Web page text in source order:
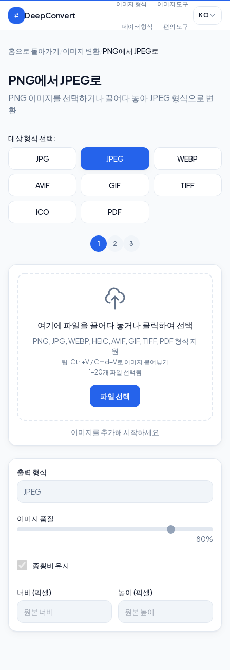
본문으로 건너뛰기
DeepConvert
이미지 형식 이미지 도구
데이터 형식 편의 도구
KO
홈으로 돌아가기 이미지 변환 PNG에서 JPEG로
PNG에서 JPEG로
PNG 이미지를 선택하거나 끌어다 놓아 JPEG 형식으로 변
환
대상 형식 선택:
JPG JPEG WEBP
AVIF GIF TIFF
ICO PDF
1 2 3
여기에 파일을 끌어다 놓거나 클릭하여 선택
PNG, JPG, WEBP, HEIC, AVIF, GIF, TIFF, PDF 형식 지
원
팁: Ctrl+V / Cmd+V로 이미지 붙여넣기
1–20개 파일 선택됨
파일 선택
이미지를 추가해 시작하세요
출력 형식
이미지 품질
80%
종횡비 유지
너비 (픽셀) 높이 (픽셀)